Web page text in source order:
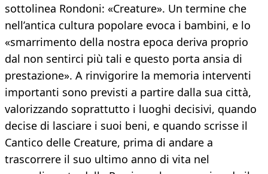
sottolinea Rondoni: «Creature». Un termine che
nell’antica cultura popolare evoca i bambini, e lo
«smarrimento della nostra epoca deriva proprio
dal non sentirci più tali e questo porta ansia di
prestazione». A rinvigorire la memoria interventi
importanti sono previsti a partire dalla sua città,
valorizzando soprattutto i luoghi decisivi, quando
decise di lasciare i suoi beni, e quando scrisse il
Cantico delle Creature, prima di andare a
trascorrere il suo ultimo anno di vita nel